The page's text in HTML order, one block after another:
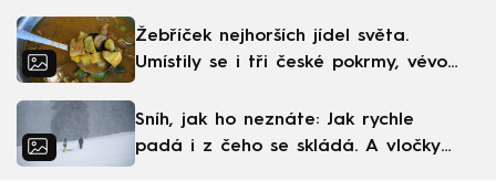
Žebříček nejhorších jídel světa.
Umístily se i tři české pokrmy, vévodí
Sníh, jak ho neznáte: Jak rychle
padá i z čeho se skládá. A vločky